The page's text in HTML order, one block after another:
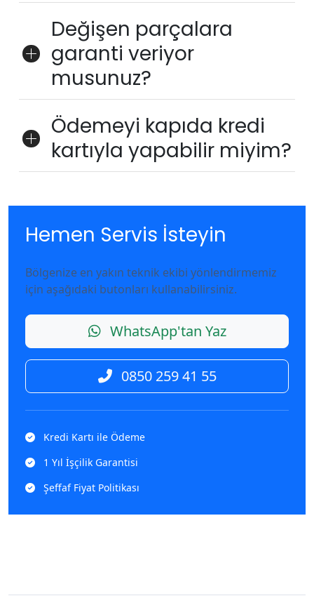
Değişen parçalara
garanti veriyor
musunuz?
Ödemeyi kapıda kredi
kartıyla yapabilir miyim?
Hemen Servis İsteyin
Bölgenize en yakın teknik ekibi yönlendirmemiz
için aşağıdaki butonları kullanabilirsiniz.
WhatsApp'tan Yaz
0850 259 41 55
Kredi Kartı ile Ödeme
1 Yıl İşçilik Garantisi
Şeffaf Fiyat Politikası